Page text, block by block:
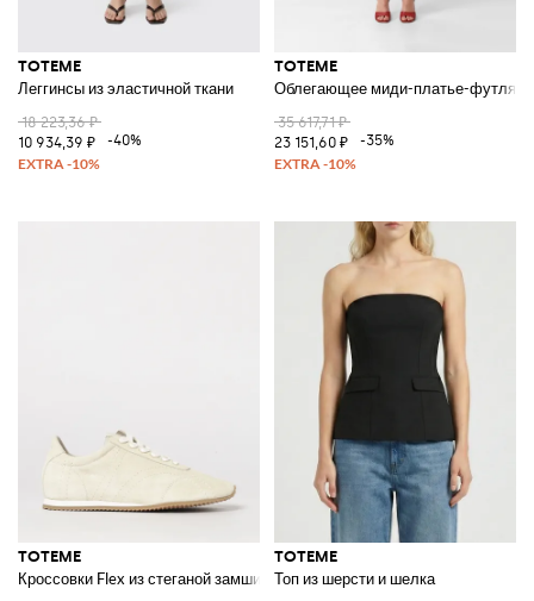
TOTEME
Леггинсы из эластичной ткани
18 223,36 ₽
10 934,39 ₽
-40%
TOTEME
Облегающее миди-платье-футляр
35 617,71 ₽
23 151,60 ₽
-35%
TOTEME
Кроссовки Flex из стеганой замши
TOTEME
Топ из шерсти и шелка